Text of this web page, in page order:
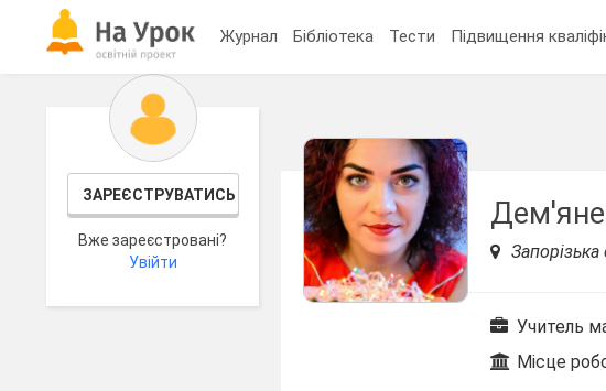
Журнал Бібліотека Тести Підвищення
ЗАРЕЄСТРУВАТИСЬ
Вже зареєстровані?
Увійти
Учитель
Місце